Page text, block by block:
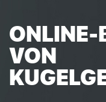
ONLINE-
VON